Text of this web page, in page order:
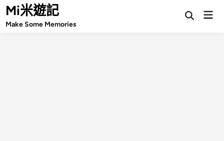
Skip
to
Mi米遊記
Make Some Memories
Open